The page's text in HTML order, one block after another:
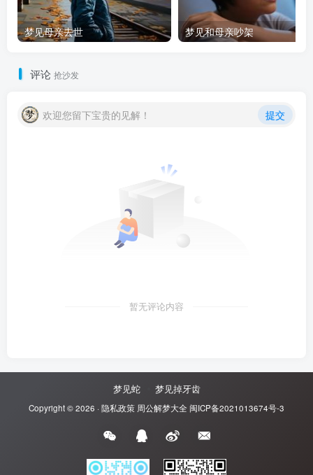
梦见母亲去世 梦见和母亲吵架
评论 抢沙发
欢迎您留下宝贵的见解！ 提交
暂无评论内容
梦见蛇 梦见掉牙齿
Copyright © 2026 · 隐私政策 周公解梦大全 闽ICP备2021013674号-3